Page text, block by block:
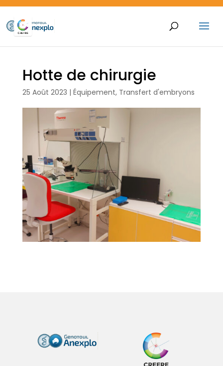
Hotte de chirurgie
25 Août 2023 | Équipement, Transfert d'embryons